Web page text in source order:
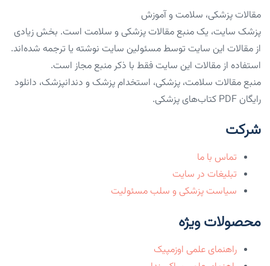
مقالات پزشکی، سلامت و آموزش
پزشک سایت، یک منبع مقالات پزشکی و سلامت است. بخش زیادی
از مقالات این سایت توسط مسئولین سایت نوشته یا ترجمه شده‌اند.
استفاده از مقالات این سایت فقط با ذکر منبع مجاز است.
منبع مقالات سلامت، پزشکی، استخدام پزشک و دندانپزشک، دانلود
رایگان PDF کتاب‌های پزشکی.
شرکت
تماس با ما
تبلیغات در سایت
سیاست پزشکی و سلب مسئولیت
محصولات ویژه
راهنمای علمی اوزمپیک